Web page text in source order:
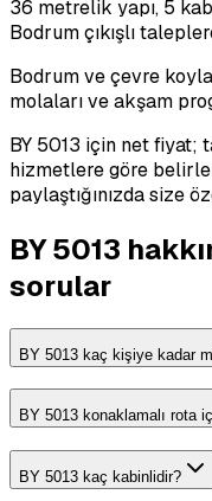
36 metrelik yapı, 5
Bodrum çıkışlı
Bodrum ve çevre
molaları ve akşam
BY 5013 için net fiyat;
hizmetlere göre
paylaştığınızda size
BY 5013
sorular
BY 5013 kaç kişiye kadar
BY 5013 konaklamalı rota
BY 5013 kaç kabinlidir?